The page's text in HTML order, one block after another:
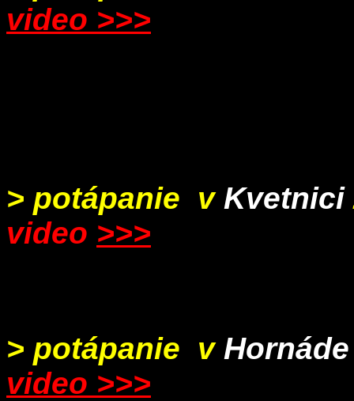
video >>>
> potápanie v Kvetnici
video >>>
> potápanie v Hornáde
video >>>